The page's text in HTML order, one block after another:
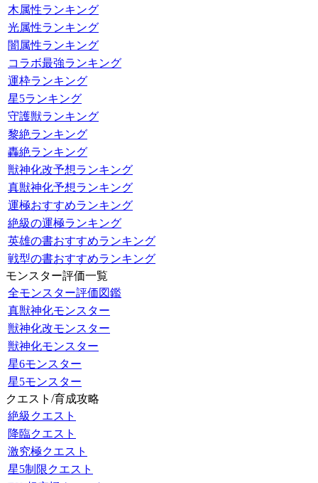
木属性ランキング
光属性ランキング
闇属性ランキング
コラボ最強ランキング
運枠ランキング
星5ランキング
守護獣ランキング
黎絶ランキング
轟絶ランキング
獣神化改予想ランキング
真獣神化予想ランキング
運極おすすめランキング
絶級の運極ランキング
英雄の書おすすめランキング
戦型の書おすすめランキング
モンスター評価一覧
全モンスター評価図鑑
真獣神化モンスター
獣神化改モンスター
獣神化モンスター
星6モンスター
星5モンスター
クエスト/育成攻略
絶級クエスト
降臨クエスト
激究極クエスト
星5制限クエスト